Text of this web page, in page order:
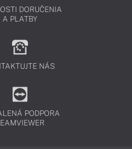
DORUČENIA
A PLATBY
NÁS
PODPORA